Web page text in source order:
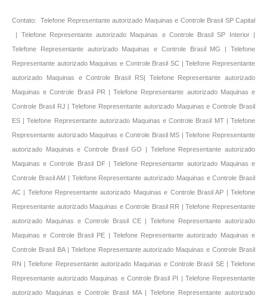
Contato: Telefone Representante autorizado Maquinas e Controle Brasil SP Capital
| Telefone Representante autorizado Maquinas e Controle Brasil SP Interior |
Telefone Representante autorizado Maquinas e Controle Brasil MG | Telefone
Representante autorizado Maquinas e Controle Brasil SC | Telefone Representante
autorizado Maquinas e Controle Brasil RS| Telefone Representante autorizado
Maquinas e Controle Brasil PR | Telefone Representante autorizado Maquinas e
Controle Brasil RJ | Telefone Representante autorizado Maquinas e Controle Brasil
ES | Telefone Representante autorizado Maquinas e Controle Brasil MT | Telefone
Representante autorizado Maquinas e Controle Brasil MS | Telefone Representante
autorizado Maquinas e Controle Brasil GO | Telefone Representante autorizado
Maquinas e Controle Brasil DF | Telefone Representante autorizado Maquinas e
Controle Brasil AM | Telefone Representante autorizado Maquinas e Controle Brasil
AC | Telefone Representante autorizado Maquinas e Controle Brasil AP | Telefone
Representante autorizado Maquinas e Controle Brasil RR | Telefone Representante
autorizado Maquinas e Controle Brasil CE | Telefone Representante autorizado
Maquinas e Controle Brasil PE | Telefone Representante autorizado Maquinas e
Controle Brasil BA | Telefone Representante autorizado Maquinas e Controle Brasil
RN | Telefone Representante autorizado Maquinas e Controle Brasil SE | Telefone
Representante autorizado Maquinas e Controle Brasil PI | Telefone Representante
autorizado Maquinas e Controle Brasil MA | Telefone Representante autorizado